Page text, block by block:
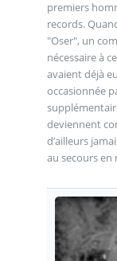
premiers
records.
"Oser", un
nécessaire à
avaient déjà
occasionnée
deviennent
d’ailleurs
au secours